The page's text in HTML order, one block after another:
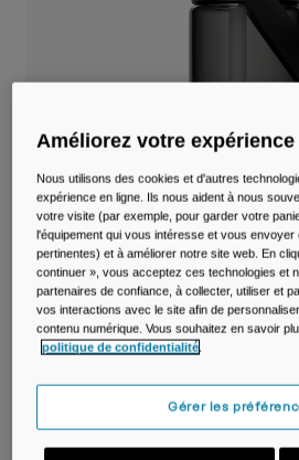
Ceintures et sacoches
Sacoches Vélo
Réservoirs
Accessoires
Tout Voir
Gourde Thrive™ Flip
600ml
Article n°
Améliorez votre expérience
Nous utilisons des cookies et d'autres
expérience en ligne. Ils nous aident à nous
votre visite (par exemple, pour garder votre
l'équipement qui vous intéresse et vous envoyer
pertinentes) et à améliorer notre site web. En
continuer », vous acceptez ces technologies et
partenaires de confiance, à collecter, utiliser et
vos interactions avec le site afin de
contenu numérique. Vous souhaitez en savoir
politique de confidentialité
Gérer les